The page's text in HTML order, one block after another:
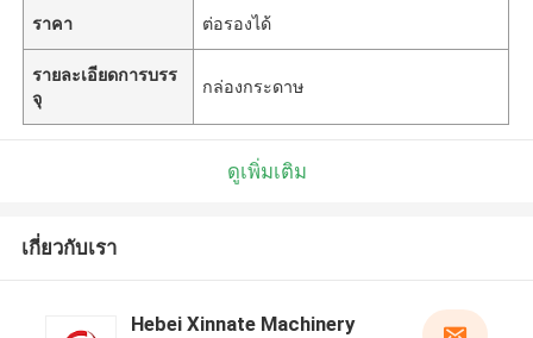
ราคา ต่อรองได้
รายละเอียดการบรร
จุ
กล่องกระดาษ
ดูเพิ่มเติม
เกี่ยวกับเรา
Hebei Xinnate Machinery